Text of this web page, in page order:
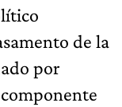
de la
por